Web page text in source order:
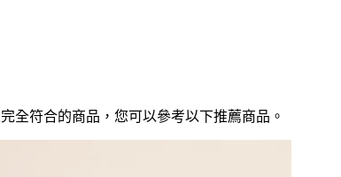
完全符合的商品，您可以參考以下推薦商品 。